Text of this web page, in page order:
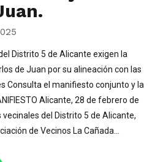
Distrito 5 de Alicante exigen la
de Juan por su alineación con las
Consulta el manifiesto conjunto y la
Alicante, 28 de febrero de
del Distrito 5 de Alicante,
de Vecinos La Cañada...